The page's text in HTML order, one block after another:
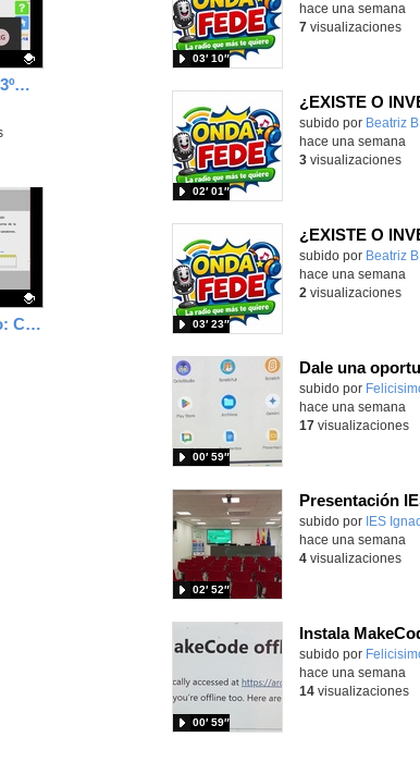
Clase del lunes19 de abril 3ºA: Semiconductores: El diodo
Clase PMAR2 15 de marzo: Conformación Plásticos
03′ 10″
hace una semana
7visualizaciones
¿EXISTE O
Contenido educativo.
subido por Beatriz B.
02′ 01″
hace una semana
3visualizaciones
¿EXISTE O
Contenido educativo.
subido por Beatriz B.
03′ 23″
hace una semana
2 visualizaciones
Contenido
subido por
00′ 59″
hace una semana
17visualizaciones
Contenido
subido por IES
02′ 52″
hace una semana
4visualizaciones
Contenido
subido por
00′ 59″
hace una semana
14visualizaciones